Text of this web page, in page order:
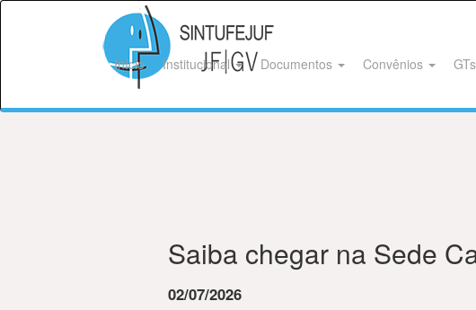
Início Institucional Documentos Convênios GTs
Saiba chegar na Sede
02/07/2026